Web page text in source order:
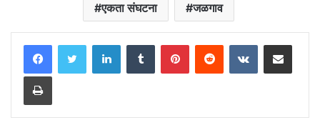
एकता संघटना जळगाव
LinkedInTumblr PinterestReddit VKontakteShare via Email
Print